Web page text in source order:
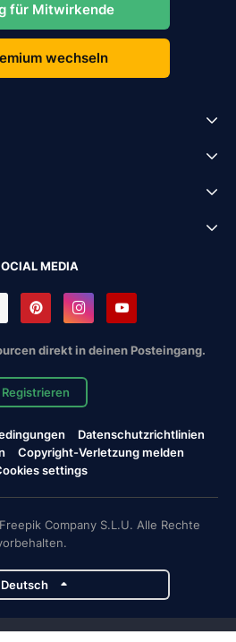
für Mitwirkende
wechseln
MEDIA
direkt in deinen Posteingang.
Registrieren
Datenschutzrichtlinien
Copyright-Verletzung melden
settings
Company S.L.U. Alle Rechte
Deutsch